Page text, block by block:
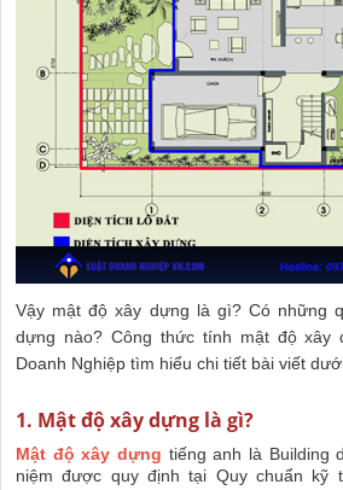
Vậy mật độ xây dựng là gì? Có những
dựng nào? Công thức tính mật độ xây
Doanh Nghiệp tìm hiểu chi tiết bài viết
1. Mật độ xây dựng là gì?
Mật độ xây dựng tiếng anh là Building
niệm được quy định tại Quy chuẩn kỹ